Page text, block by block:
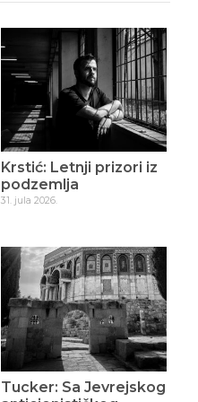
Krstić: Letnji prizori iz
podzemlja
31. jula 2026.
Tucker: Sa Jevrejskog